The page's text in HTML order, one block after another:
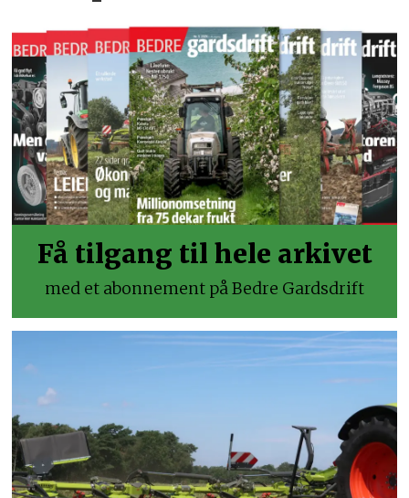
Få tilgang til hele arkivet
med et abonnement på Bedre Gardsdrift